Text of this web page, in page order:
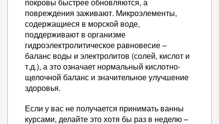
повреждения заживают. Микроэлементы,
содержащиеся в морской воде,
поддерживают в организме
гидроэлектролитическое равновесие –
баланс воды и электролитов (солей, кислот и
т.д.), а это означает нормальный кислотно-
щелочной баланс и значительное улучшение
здоровья.
Если у вас не получается принимать ванны
курсами, делайте это хотя бы раз в неделю –